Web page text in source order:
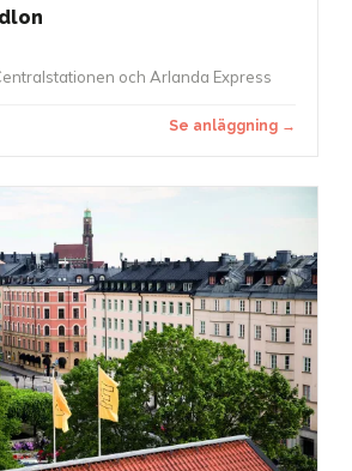
och Arlanda Express
Se anläggning →